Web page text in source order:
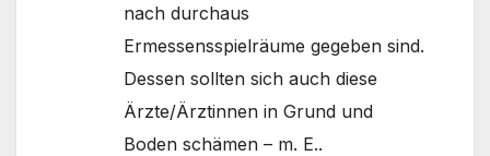
nach durchaus
Ermessensspielräume gegeben sind.
Dessen sollten sich auch diese
Ärzte/Ärztinnen in Grund und
Boden schämen – m. E..